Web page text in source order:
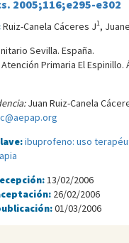
2005;116;e295-e302
Ruiz-Canela Cáceres J1,
Sevilla. España.
Primaria El Espinillo.
Juan Ruiz-Canela
ibuprofeno: uso
13/02/2006
26/02/2006
01/03/2006